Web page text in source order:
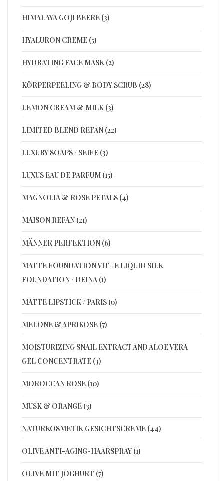
HIMALAYA GOJI BEERE (3)
HYALURON CREME (5)
HYDRATING FACE MASK (2)
KÖRPERPEELING & BODY SCRUB (28)
LEMON CREAM & MILK (3)
LIMITED BLEND REFAN (22)
LUXURY SOAPS / SEIFE (3)
LUXUS EAU DE PARFUM (15)
MAGNOLIA & ROSE PETALS (4)
MAISON REFAN (21)
MÄNNER PERFEKTION (6)
MATTE FOUNDATION VIT -E LIQUID SILK
FOUNDATION / DEINA (1)
MATTE LIPSTICK / PARIS (0)
MELONE & APRIKOSE (7)
MOISTURIZING SNAIL EXTRACT AND ALOE VERA
GEL CONCENTRATE (3)
MOROCCAN ROSE (10)
MUSK & ORANGE (3)
NATURKOSMETIK GESICHTSCREME (44)
OLIVE ANTI-AGING-HAARSPRAY (1)
OLIVE MIT JOGHURT (7)